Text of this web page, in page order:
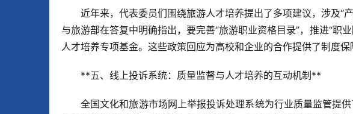
近年来，代表委员们围绕旅游人才培养提出了多项建议，涉及“
与旅游部在答复中明确指出，要完善“旅游职业资格目录”，推进“职
人才培养专项基金。这些政策回应为高校和企业的合作提供了制度保
**五、线上投诉系统：质量监督与人才培养的互动机制**
全国文化和旅游市场网上举报投诉处理系统为行业质量监管提